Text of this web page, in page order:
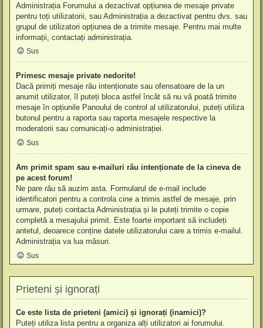
Administrația Forumului a dezactivat opțiunea de mesaje private
pentru toți utilizatorii, sau Administrația a dezactivat pentru dvs. sau
grupul de utilizatori opțiunea de a trimite mesaje. Pentru mai multe
informații, contactați administrația.
Sus
Primesc mesaje private nedorite!
Dacă primiți mesaje rău intenționate sau ofensatoare de la un
anumit utilizator, îl puteți bloca astfel încât să nu vă poată trimite
mesaje în opțiunile Panoului de control al utilizatorului, puteți utiliza
butonul pentru a raporta sau raporta mesajele respective la
moderatorii sau comunicați-o administrației.
Sus
Am primit spam sau e-mailuri rău intenționate de la cineva de
pe acest forum!
Ne pare rău să auzim asta. Formularul de e-mail include
identificatori pentru a controla cine a trimis astfel de mesaje, prin
urmare, puteți contacta Administrația și le puteți trimite o copie
completă a mesajului primit. Este foarte important să includeți
antetul, deoarece conține datele utilizatorului care a trimis e-mailul.
Administrația va lua măsuri.
Sus
Prieteni și ignorați
Ce este lista de prieteni (amici) și ignorați (inamici)?
Puteți utiliza lista pentru a organiza alți utilizatori ai forumului.